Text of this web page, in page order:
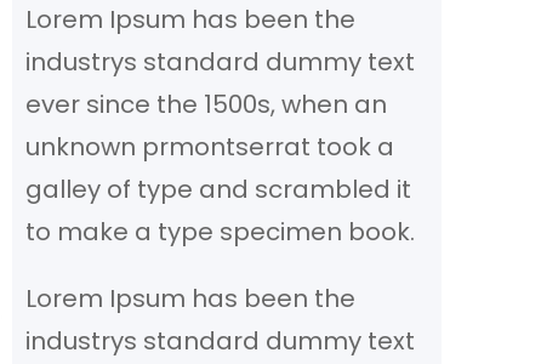
n
Lorem Ipsum has been the
industrys standard dummy text
ever since the 1500s, when an
unknown prmontserrat took a
galley of type and scrambled it
to make a type specimen book.
Lorem Ipsum has been the
industrys standard dummy text